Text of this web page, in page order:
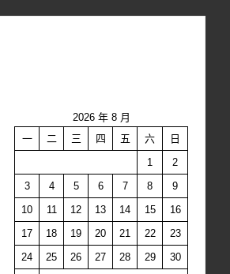
2026 年 8 月
一
二 三 四 五 六
日
1
2
3
4 5 6 7 8
9
10
11 12 13 14 15
16
17
18 19 20 21 22
23
24
25 26 27 28 29
30